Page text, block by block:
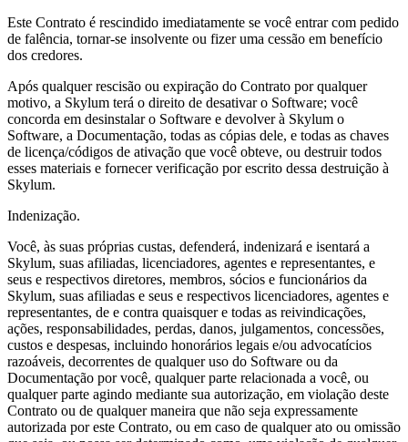
Este Contrato é rescindido imediatamente se você entrar com pedido
de falência, tornar-se insolvente ou fizer uma cessão em benefício
dos credores.
Após qualquer rescisão ou expiração do Contrato por qualquer
motivo, a Skylum terá o direito de desativar o Software; você
concorda em desinstalar o Software e devolver à Skylum o
Software, a Documentação, todas as cópias dele, e todas as chaves
de licença/códigos de ativação que você obteve, ou destruir todos
esses materiais e fornecer verificação por escrito dessa destruição à
Skylum.
Indenização.
Você, às suas próprias custas, defenderá, indenizará e isentará a
Skylum, suas afiliadas, licenciadores, agentes e representantes, e
seus e respectivos diretores, membros, sócios e funcionários da
Skylum, suas afiliadas e seus e respectivos licenciadores, agentes e
representantes, de e contra quaisquer e todas as reivindicações,
ações, responsabilidades, perdas, danos, julgamentos, concessões,
custos e despesas, incluindo honorários legais e/ou advocatícios
razoáveis, decorrentes de qualquer uso do Software ou da
Documentação por você, qualquer parte relacionada a você, ou
qualquer parte agindo mediante sua autorização, em violação deste
Contrato ou de qualquer maneira que não seja expressamente
autorizada por este Contrato, ou em caso de qualquer ato ou omissão